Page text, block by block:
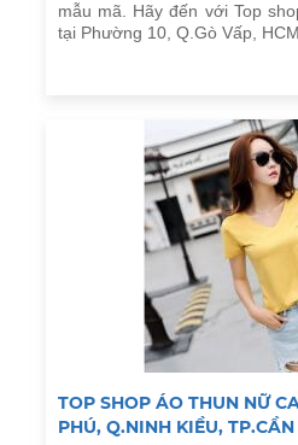
mẫu mã. Hãy đến với Top
tại Phường 10, Q.Gò Vấp,
TOP SHOP ÁO THUN NỮ
PHÚ, Q.NINH KIỀU,